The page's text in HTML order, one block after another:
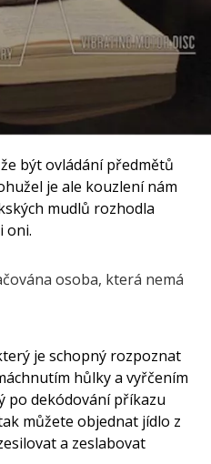
být ovládání předmětů
je ale kouzlení nám
mudlů rozhodla
oni.
osoba, která nemá
je schopný rozpoznat
hůlky a vyřčením
po dekódování příkazu
můžete objednat jídlo z
a zeslabovat